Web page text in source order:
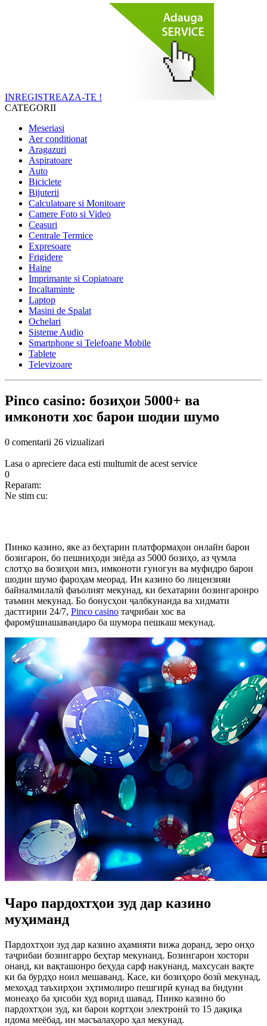
INREGISTREAZA-TE !
CATEGORII
Meseriasi
Aer conditionat
Aragazuri
Aspiratoare
Auto
Biciclete
Bijuterii
Calculatoare si Monitoare
Camere Foto si Video
Ceasuri
Centrale Termice
Expresoare
Frigidere
Haine
Imprimante si Copiatoare
Incaltaminte
Laptop
Masini de Spalat
Ochelari
Sisteme Audio
Smartphone si Telefoane Mobile
Tablete
Televizoare
Pinco casino: бозиҳои 5000+ ва
имконоти хос барои шодии шумо
0 comentarii 26 vizualizari
Lasa o apreciere daca esti multumit de acest service
0
Reparam:
Ne stim cu:
Пинко казино, яке аз беҳтарин платформаҳои онлайн барои
бозигарон, бо пешниҳоди зиёда аз 5000 бозиҳо, аз ҷумла
слотҳо ва бозиҳои миз, имконоти гуногун ва муфидро барои
шодии шумо фароҳам меорад. Ин казино бо лицензияи
байналмилалӣ фаъолият мекунад, ки бехатарии бозингаронро
таъмин мекунад. Бо бонусҳои ҷалбкунанда ва хидмати
дастгирии 24/7, Pinco casino таҷрибаи хос ва
фаромӯшнашавандаро ба шумора пешкаш мекунад.
Чаро пардохтҳои зуд дар казино
муҳиманд
Пардохтҳои зуд дар казино аҳамияти вижа доранд, зеро онҳо
таҷрибаи бозингарро беҳтар мекунанд. Бозингарон хостори
онанд, ки вақташонро беҳуда сарф накунанд, махсусан вақте
ки ба бурдҳо ноил мешаванд. Касе, ки бозиҳоро бозӣ мекунад,
мехоҳад таъхирҳои эҳтимолиро пешгирӣ кунад ва бидуни
монеаҳо ба ҳисоби худ ворид шавад. Пинко казино бо
пардохтҳои зуд, ки барои кортҳои электронӣ то 15 дақиқа
идома меёбад, ин масъалаҳоро ҳал мекунад.